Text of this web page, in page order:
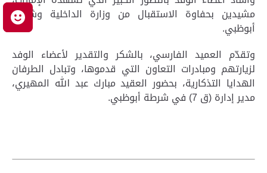
مشيدين بحفاوة الاستقبال من وزارة الداخلية وشرطة
أبوظبي.
وتقدّم العميد الفارسي، بالشكر والتقدير لأعضاء الوفد
لزيارتهم ومبادرات التعاون التي قدموها، وتبادل الطرفان
الهدايا التذكارية، بحضور العقيد مبارك عبد الله المهيري،
مدير إدارة (ق 7) في شرطة أبوظبي.